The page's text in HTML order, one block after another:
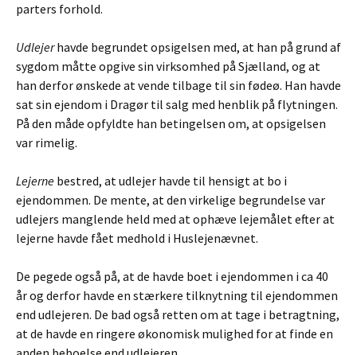
parters forhold.
Udlejerhavde begrundet opsigelsen med, at han på grund af
sygdom måtte opgive sin virksomhed på Sjælland, og at
han derfor ønskede at vende tilbage til sin fødeø. Han havde
sat sin ejendom i Dragør til salg med henblik på flytningen.
På den måde opfyldte han betingelsen om, at opsigelsen
var rimelig.
Lejerne bestred, at udlejer havde til hensigt at bo i
ejendommen. De mente, at den virkelige begrundelse var
udlejers manglende held med at ophæve lejemålet efter at
lejerne havde fået medhold i Huslejenævnet.
De pegede også på, at de havde boet i ejendommen i ca 40
år og derfor havde en stærkere tilknytning til ejendommen
end udlejeren. De bad også retten om at tage i betragtning,
at de havde en ringere økonomisk mulighed for at finde en